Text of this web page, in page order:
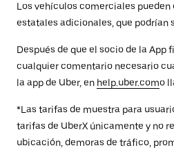
Los vehículos comerciales
estatales adicionales, que podrían
Después de que el socio de la App
cualquier comentario necesario
la app de Uber, en help.uber.como
*Las tarifas de muestra para
tarifas de UberX únicamente y no
ubicación, demoras de tráfico,